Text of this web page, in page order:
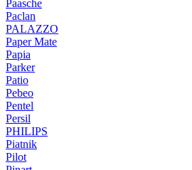
Paasche
Paclan
PALAZZO
Paper Mate
Papia
Parker
Patio
Pebeo
Pentel
Persil
PHILIPS
Piatnik
Pilot